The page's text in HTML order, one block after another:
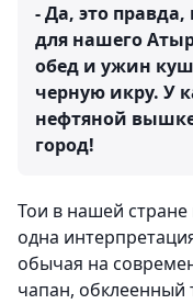
- Да, это
для нашего
обед и ужин
черную икру. У
нефтяной
город!
Тои в нашей
одна
обычая на
чапан,